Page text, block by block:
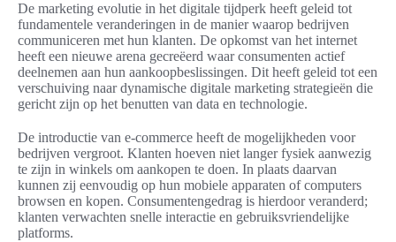
De marketing evolutie in het digitale tijdperk heeft geleid tot
fundamentele veranderingen in de manier waarop bedrijven
communiceren met hun klanten. De opkomst van het internet
heeft een nieuwe arena gecreëerd waar consumenten actief
deelnemen aan hun aankoopbeslissingen. Dit heeft geleid tot een
verschuiving naar dynamische digitale marketing strategieën die
gericht zijn op het benutten van data en technologie.
De introductie van e-commerce heeft de mogelijkheden voor
bedrijven vergroot. Klanten hoeven niet langer fysiek aanwezig
te zijn in winkels om aankopen te doen. In plaats daarvan
kunnen zij eenvoudig op hun mobiele apparaten of computers
browsen en kopen. Consumentengedrag is hierdoor veranderd;
klanten verwachten snelle interactie en gebruiksvriendelijke
platforms.